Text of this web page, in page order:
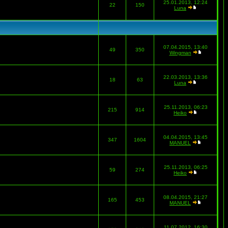
22 150
25.01.2013, 12:24
Luna
49 350
07.04.2015, 13:40
Wingman
18 63
22.03.2013, 13:36
Luna
215 914
25.11.2013, 06:23
Heiko
347 1604
04.04.2015, 13:45
MANUEL
59 274
25.11.2013, 06:25
Heiko
165 453
08.04.2015, 21:27
MANUEL